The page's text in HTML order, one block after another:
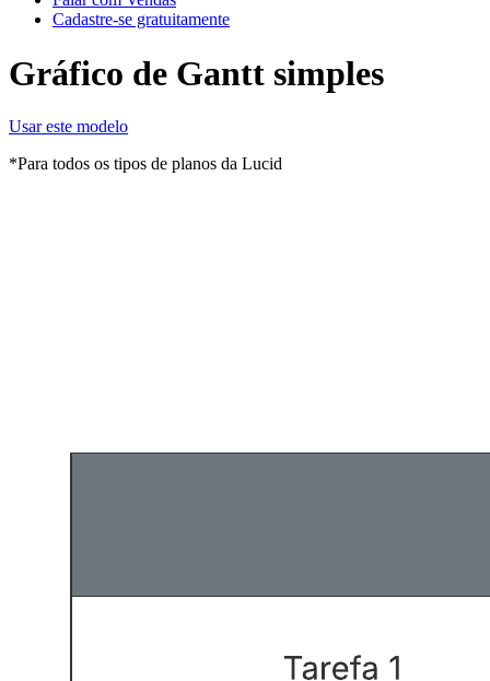
Cadastre‐se gratuitamente
Gráfico de Gantt simples
Usar este modelo
*Para todos os tipos de planos da Lucid